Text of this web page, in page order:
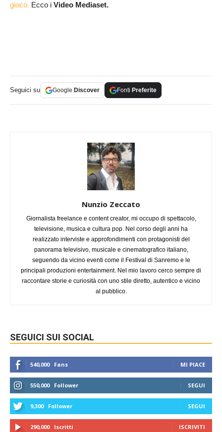
gioco. Ecco i Video Mediaset.
Seguici su Google Discover Fonti Preferite
Nunzio Zeccato
Giornalista freelance e content creator, mi occupo di spettacolo,
televisione, musica e cultura pop. Nel corso degli anni ha
realizzato interviste e approfondimenti con protagonisti del
panorama televisivo, musicale e cinematografico italiano,
seguendo da vicino eventi come il Festival di Sanremo e le
principali produzioni entertainment. Nel mio lavoro cerco sempre di
raccontare storie e curiosità con uno stile diretto, autentico e vicino
al pubblico.
SEGUICI SUI SOCIAL
540,000 Fans MI PIACE
550,000 Follower SEGUI
9,300 Follower SEGUI
290,000 Iscritti ISCRIVITI